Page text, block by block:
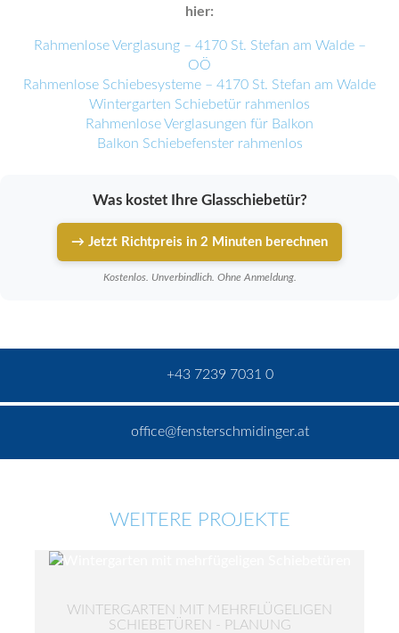
hier:
Rahmenlose Verglasung – 4170 St. Stefan am Walde –
OÖ
Rahmenlose Schiebesysteme – 4170 St. Stefan am Walde
Wintergarten Schiebetür rahmenlos
Rahmenlose Verglasungen für Balkon
Balkon Schiebefenster rahmenlos
Was kostet Ihre Glasschiebetür?
→ Jetzt Richtpreis in 2 Minuten berechnen
Kostenlos. Unverbindlich. Ohne Anmeldung.
+43 7239 7031 0
office@fensterschmidinger.at
WEITERE PROJEKTE
WINTERGARTEN MIT MEHRFLÜGELIGEN
SCHIEBETÜREN - PLANUNG